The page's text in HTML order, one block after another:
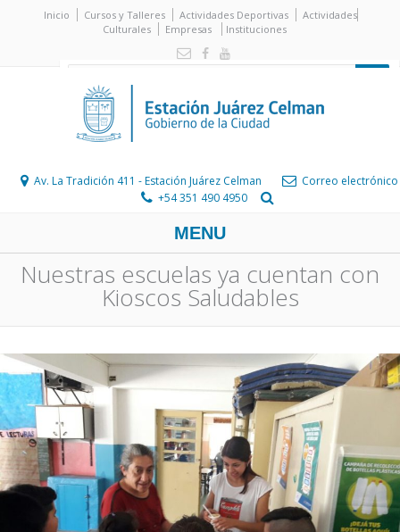
Inicio Cursos y Talleres Actividades Deportivas
Actividades
Culturales
Empresas Instituciones
Av. La Tradición 411 - Estación Juárez Celman
Correo electrónico
+54 351 490 4950
MENU
Nuestras escuelas ya cuentan con
Kioscos Saludables